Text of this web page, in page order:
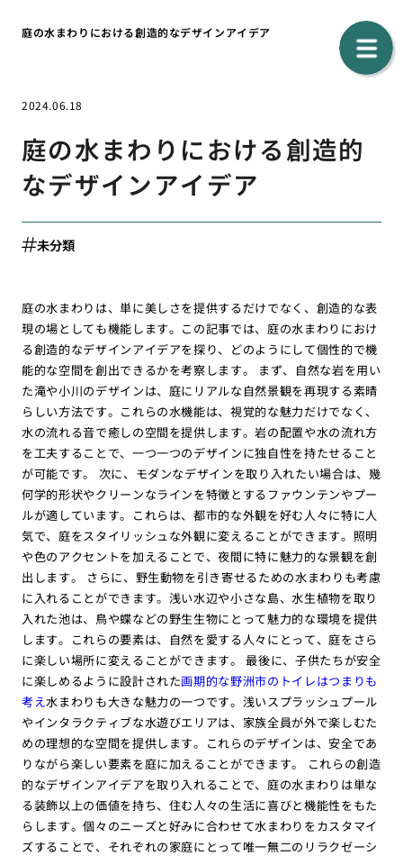
庭の水まわりにおける創造的なデザインアイデア
2024.06.18
庭の水まわりにおける創造的
なデザインアイデア
未分類
庭の水まわりは、単に美しさを提供するだけでなく、創造的な表
現の場としても機能します。この記事では、庭の水まわりにおけ
る創造的なデザインアイデアを探り、どのようにして個性的で機
能的な空間を創出できるかを考察します。 まず、自然な岩を用い
た滝や小川のデザインは、庭にリアルな自然景観を再現する素晴
らしい方法です。これらの水機能は、視覚的な魅力だけでなく、
水の流れる音で癒しの空間を提供します。岩の配置や水の流れ方
を工夫することで、一つ一つのデザインに独自性を持たせること
が可能です。 次に、モダンなデザインを取り入れたい場合は、幾
何学的形状やクリーンなラインを特徴とするファウンテンやプー
ルが適しています。これらは、都市的な外観を好む人々に特に人
気で、庭をスタイリッシュな外観に変えることができます。照明
や色のアクセントを加えることで、夜間に特に魅力的な景観を創
出します。 さらに、野生動物を引き寄せるための水まわりも考慮
に入れることができます。浅い水辺や小さな島、水生植物を取り
入れた池は、鳥や蝶などの野生生物にとって魅力的な環境を提供
します。これらの要素は、自然を愛する人々にとって、庭をさら
に楽しい場所に変えることができます。 最後に、子供たちが安全
に楽しめるように設計された画期的な野洲市のトイレはつまりも
考え水まわりも大きな魅力の一つです。浅いスプラッシュプール
やインタラクティブな水遊びエリアは、家族全員が外で楽しむた
めの理想的な空間を提供します。これらのデザインは、安全であ
りながら楽しい要素を庭に加えることができます。 これらの創造
的なデザインアイデアを取り入れることで、庭の水まわりは単な
る装飾以上の価値を持ち、住む人々の生活に喜びと機能性をもた
らします。個々のニーズと好みに合わせて水まわりをカスタマイ
ズすることで、それぞれの家庭にとって唯一無二のリラクゼーシ